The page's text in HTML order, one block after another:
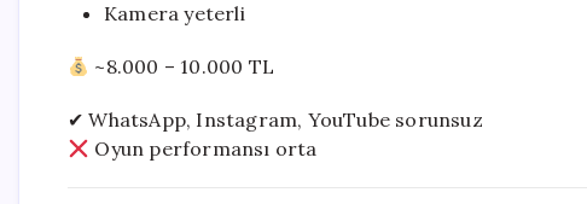
Kamera yeterli
~8.000 – 10.000 TL
✔ WhatsApp, Instagram, YouTube sorunsuz
Oyun performansı orta